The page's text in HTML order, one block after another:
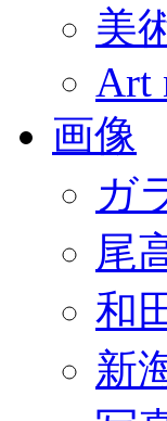
美
Art
画像
ガ
尾
和
新